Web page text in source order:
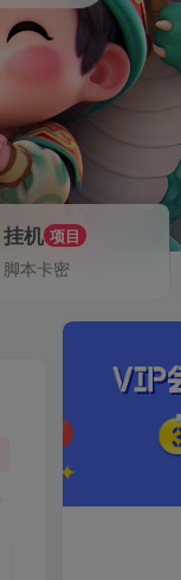
挂机 项目
脚本卡密